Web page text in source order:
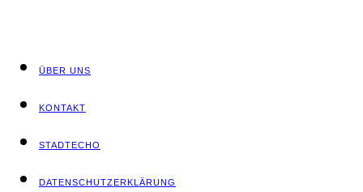
ÜBER UNS
KON­TAKT
STADT­ECHO
DATEN­SCHUTZ­ER­KLÄ­RUNG